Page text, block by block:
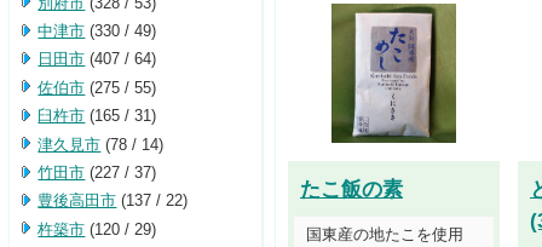
たこ飯の素
国東産の地たこを使用
中津市 (330 / 49)
日田市 (407 / 64)
佐伯市 (275 / 55)
臼杵市 (165 / 31)
津久見市 (78 / 14)
竹田市 (227 / 37)
豊後高田市 (137 / 22)
杵築市 (120 / 29)